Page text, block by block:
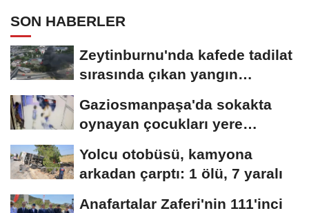
SON HABERLER
Zeytinburnu'nda kafede tadilat
sırasında çıkan yangın
Gaziosmanpaşa'da sokakta
oynayan çocukları yere
Yolcu otobüsü, kamyona
arkadan çarptı: 1 ölü, 7 yaralı
Anafartalar Zaferi'nin 111'inci